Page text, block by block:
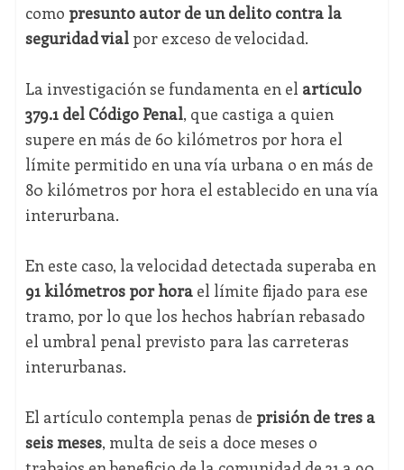
como presunto autor de un delito contra la
seguridad vialpor exceso de velocidad.
La investigación se fundamenta en el artículo
379.1 del Código Penal, que castiga a quien
supere en más de 60 kilómetros por hora el
límite permitido en una vía urbana o en más de
80 kilómetros por hora el establecido en una vía
interurbana.
En este caso, la velocidad detectada superaba en
91 kilómetros por horael límite fijado para ese
tramo, por lo que los hechos habrían rebasado
el umbral penal previsto para las carreteras
interurbanas.
El artículo contempla penas de prisión de tres a
seis meses, multa de seis a doce meses o